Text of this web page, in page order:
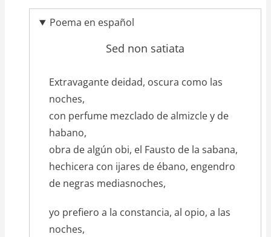
Poema en español
Sed non satiata
texto_poema
Extravagante deidad, oscura como las
noches,
con perfume mezclado de almizcle y de
habano,
obra de algún obi, el Fausto de la sabana,
hechicera con ijares de ébano, engendro
de negras mediasnoches,
yo prefiero a la constancia, al opio, a las
noches,